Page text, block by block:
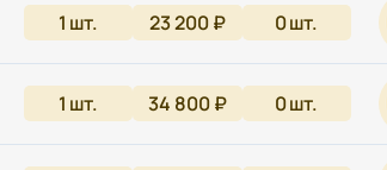
1 шт. 23 200 ₽ 0шт.
1 шт. 34 800 ₽ 0шт.